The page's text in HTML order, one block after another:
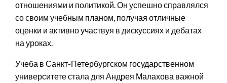
отношениями и политикой. Он успешно справлялся
со своим учебным планом, получая отличные
оценки и активно участвуя в дискуссиях и дебатах
на уроках.
Учеба в Санкт-Петербургском государственном
университете стала для Андрея Малахова важной